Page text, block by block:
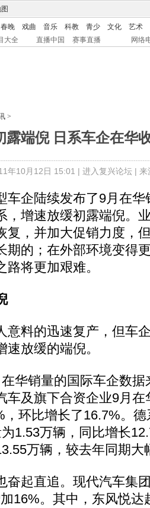
春晚 戏曲 音乐 科教 青少 文化
艺术
大全 直播中国 赛事直播 网络
>
露端倪 日系车企在华
年10月12日 15:01 | 进入复兴论坛| 来
企陆续发布了9月在华
，增速放缓初露端倪。
复，并加大促销力度，
期的；在外部环境变得
将更加艰难。
料的迅速复产，但车
放缓的端倪。
销量的国际车企数据
车及旗下合资企业9月在
，环比增长了16.7%。
1.53万辆，同比增长
万辆，较去年同期大
起直追。现代汽车集
16%。其中，东风悦达